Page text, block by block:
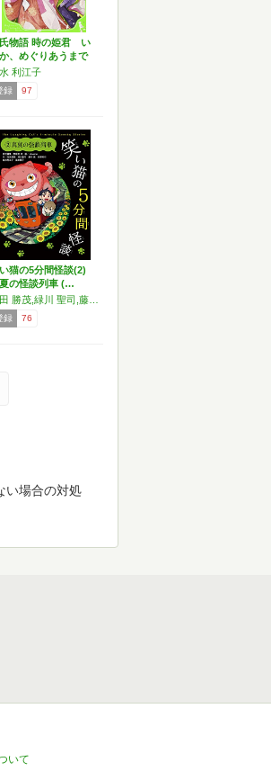
物語 時の姫君 い
、めぐりあうまで
利江子
録 97
猫の5分間怪談(2)
の怪談列車 (…
録 76
い場合の対処
いて